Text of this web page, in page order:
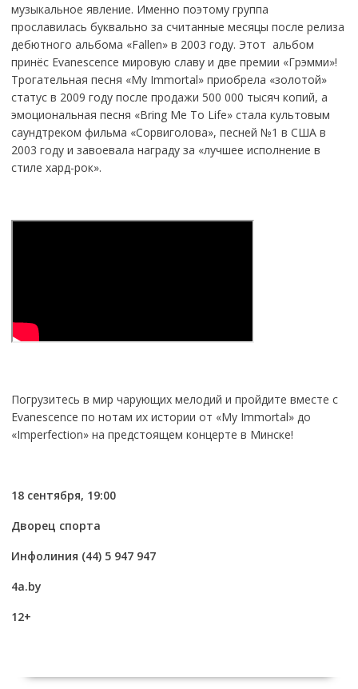
музыкальное явление. Именно поэтому группа
прославилась буквально за считанные месяцы после релиза
дебютного альбома «Fallen» в 2003 году. Этот альбом
принёс Evanescence мировую славу и две премии «Грэмми»!
Трогательная песня «My Immortal» приобрела «золотой»
статус в 2009 году после продажи 500 000 тысяч копий, а
эмоциональная песня «Bring Me To Life» стала культовым
саундтреком фильма «Сорвиголова», песней №1 в США в
2003 году и завоевала награду за «лучшее исполнение в
стиле хард-рок».
Погрузитесь в мир чарующих мелодий и пройдите вместе с
Evanescence по нотам их истории от «My Immortal» до
«Imperfection» на предстоящем концерте в Минске!
18 сентября, 19:00
Дворец спорта
Инфолиния (44) 5 947 947
4a.by
12+